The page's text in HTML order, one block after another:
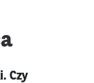
Czy